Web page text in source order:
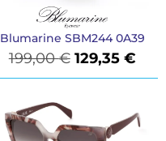
Blumarine SBM244 0A39
199,00€ 129,35 €